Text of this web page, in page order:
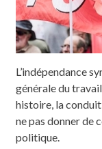
L’indépendance
générale du
histoire, la
ne pas donner de
politique.